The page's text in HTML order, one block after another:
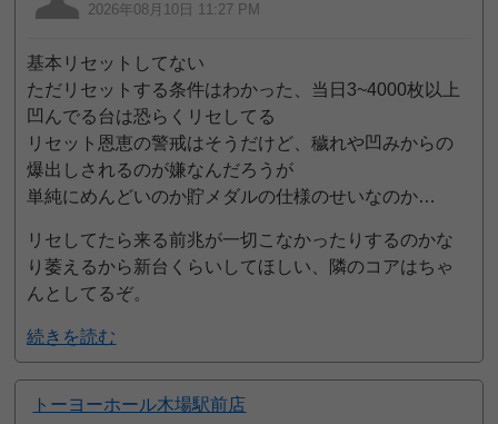
2026年08月10日 11:27 PM
基本リセットしてない
ただリセットする条件はわかった、当日3~4000枚以上
凹んでる台は恐らくリセしてる
リセット恩恵の警戒はそうだけど、穢れや凹みからの
爆出しされるのが嫌なんだろうが
単純にめんどいのか貯メダルの仕様のせいなのか…
リセしてたら来る前兆が一切こなかったりするのかな
り萎えるから新台くらいしてほしい、隣のコアはちゃ
んとしてるぞ。
続きを読む
トーヨーホール木場駅前店